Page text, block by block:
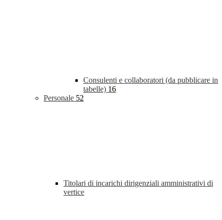
Consulenti e collaboratori (da pubblicare in
tabelle) 16
Personale 52
Titolari di incarichi dirigenziali amministrativi di
vertice